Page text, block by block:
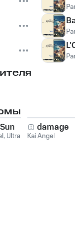
, Ultra
damage
Kai Angel